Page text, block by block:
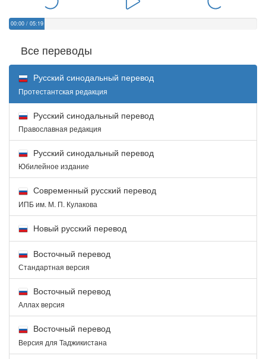
00:00 / 05:19
Все переводы
Русский синодальный перевод
Протестантская редакция
Русский синодальный перевод
Православная редакция
Русский синодальный перевод
Юбилейное издание
Современный русский перевод
ИПБ им. М. П. Кулакова
Новый русский перевод
Восточный перевод
Стандартная версия
Восточный перевод
Аллах версия
Восточный перевод
Версия для Таджикистана